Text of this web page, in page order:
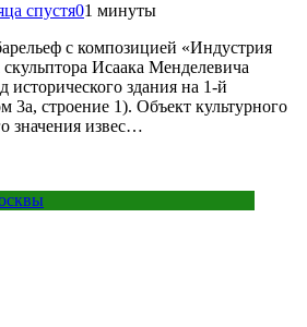
спустя01 минуты
с композицией «Индустрия
Исаака Менделевича
исторического здания на 1-й
3а, строение 1). Объект культурного
значения извес…